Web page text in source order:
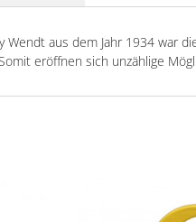
Wendt aus dem Jahr 1934 war
eröffnen sich unzählige